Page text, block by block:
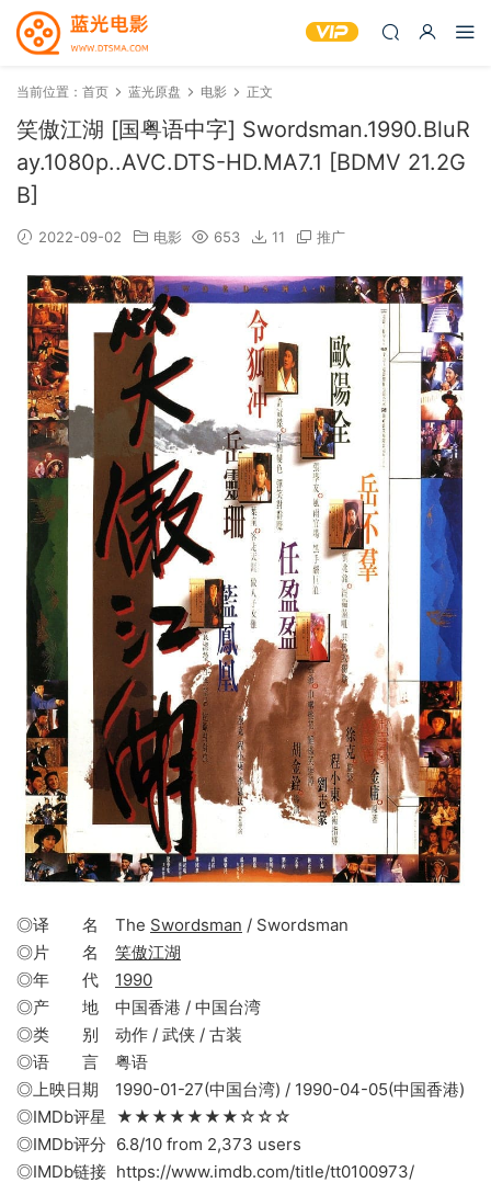
当前位置： 首页 蓝光原盘 电影 正文
笑傲江湖 [国粤语中字] Swordsman.1990.BluR
ay.1080p..AVC.DTS-HD.MA7.1 [BDMV 21.2G
B]
2022-09-02 电影 653 11 推广
◎译 名 The Swordsman / Swordsman
◎片 名 笑傲江湖
◎年 代 1990
◎产 地 中国香港 / 中国台湾
◎类 别 动作 / 武侠 / 古装
◎语 言 粤语
◎上映日期 1990-01-27(中国台湾) / 1990-04-05(中国香港)
◎IMDb评星 ★★★★★★★☆☆☆
◎IMDb评分 6.8/10 from 2,373 users
◎IMDb链接 https://www.imdb.com/title/tt0100973/